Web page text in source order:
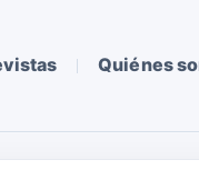
Quiénes